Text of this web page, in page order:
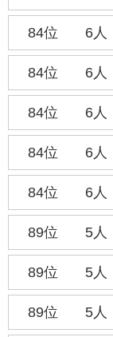
84位 6人
84位 6人
84位 6人
84位 6人
84位 6人
89位 5人
89位 5人
89位 5人